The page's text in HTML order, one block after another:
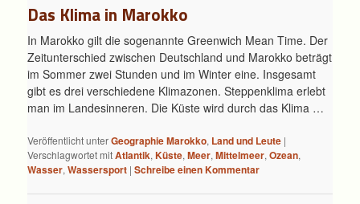
Das Klima in Marokko
In Marokko gilt die sogenannte Greenwich Mean Time. Der
Zeitunterschied zwischen Deutschland und Marokko beträgt
im Sommer zwei Stunden und im Winter eine. Insgesamt
gibt es drei verschiedene Klimazonen. Steppenklima erlebt
man im Landesinneren. Die Küste wird durch das Klima …
Veröffentlicht unterGeographie Marokko, Land und Leute |
Verschlagwortet mitAtlantik,Küste,Meer,Mittelmeer,Ozean,
Wasser,Wassersport |Schreibe einen Kommentar